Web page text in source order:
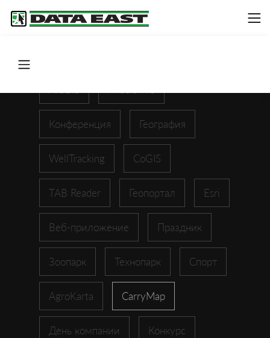
Конференция География
WellTracking CoGIS
TAB Reader Геопортал Esri
Веб-приложение Праздник
Зоопарк Технопарк Спорт
AgroKarta CarryMap
День компании Конкурс